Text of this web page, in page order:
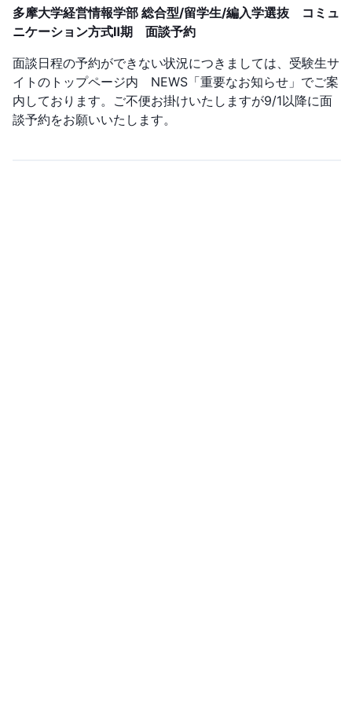
多摩大学経営情報学部 総合型/留学生/編入学選抜 コミュ
ニケーション方式Ⅱ期 面談予約
面談日程の予約ができない状況につきましては、受験生サ
イトのトップページ内 NEWS「重要なお知らせ」でご案
内しております。ご不便お掛けいたしますが9/1以降に面
談予約をお願いいたします。